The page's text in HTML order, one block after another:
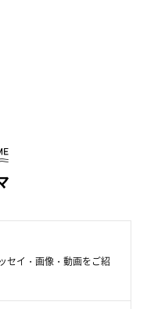
なコ？
セイ・画像・動画をご紹